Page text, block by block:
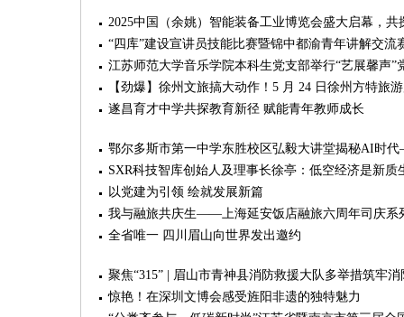
2025中国（余姚）智能装备工业博览会盛大启幕，
“四库”建设宣讲员技能比赛暨锦中都渝青年讲解交流
江苏师范大学音乐学院本科生党支部举行“艺展馨声”
【劲爆】徐州文旅搞大动作！5 月 24 日徐州方特旅
遂昌育才中学共探教育新径 赋能青年教师成长
鄂尔多斯市第一中学东胜校区弘毅大讲堂揭秘AI时
SXR科技智库创始人及理事长徐亭：低空经济是新
以党建为引领 绘就发展新篇
我与融旅共庆生——上海延安饭店融旅六周年司庆系
全省唯一 四川眉山向世界发出邀约
聚焦“315” | 眉山市青神县消防救援大队多举措筑牢
惊艳！在深圳文博会感受旌阳非遗的独特魅力